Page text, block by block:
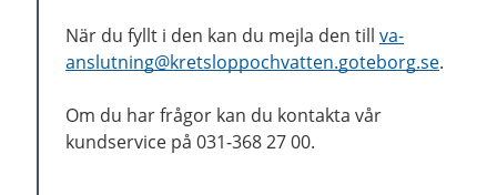
När du fyllt i den kan du mejla den till va-
anslutning@kretsloppochvatten.goteborg.se.
Om du har frågor kan du kontakta vår
kundservice på 031-368 27 00.